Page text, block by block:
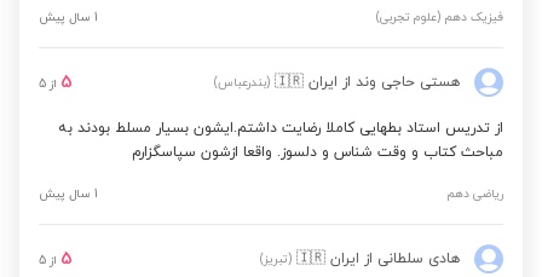
فیزیک دهم (علوم تجربی) 1 سال پیش
هستی حاجی وند از ایران 🇮🇷 (بندرعباس) 5 از 5
از تدریس استاد بطهایی کاملا رضایت داشتم.ایشون بسیار مسلط بودند به
مباحث کتاب و وقت شناس و دلسوز. واقعا ازشون سپاسگزارم
ریاضی دهم 1 سال پیش
هادی سلطانی از ایران 🇮🇷 (تبریز) 5 از 5